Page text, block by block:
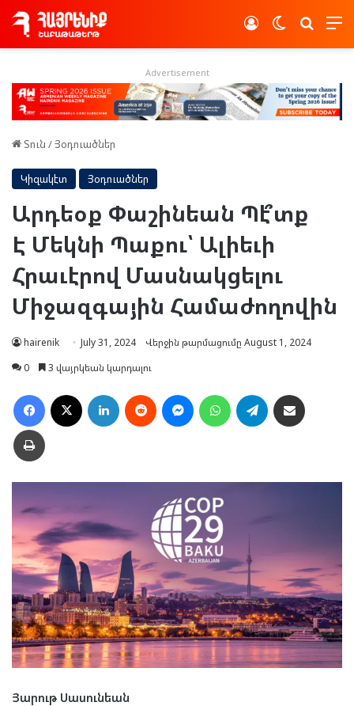
Switch skin
Log In
Advertisement
Տուն /Յօդուածներ
Կիզակէտ Յօդուածներ
Արդեօք Փաշինեան Պէ՞տք
Է Մեկնի Պաքու՝ Ալիեւի
Հրաւէրով Մասնակցելու
Միջազգային Համաժողովին
hairenik July 31, 2024
Վերջին թարմացումը August 1, 2024
0
3 վայրկեան կարդալու
Facebook LinkedIn Reddit MessengerWhatsAppTelegram
Տպել
Յարութ Սասունեան